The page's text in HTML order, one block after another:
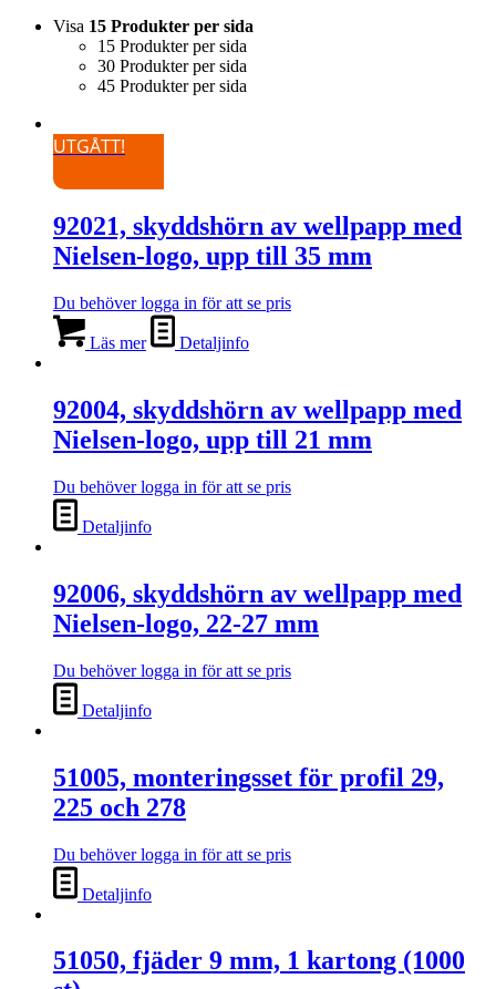
Visa 15 Produkter per sida
15 Produkter per sida
30 Produkter per sida
45 Produkter per sida
UTGÅTT!
92021, skyddshörn av wellpapp med
Nielsen-logo, upp till 35 mm
Du behöver logga in för att se pris
Läs mer Detaljinfo
92004, skyddshörn av wellpapp med
Nielsen-logo, upp till 21 mm
Du behöver logga in för att se pris
Detaljinfo
92006, skyddshörn av wellpapp med
Nielsen-logo, 22-27 mm
Du behöver logga in för att se pris
Detaljinfo
51005, monteringsset för profil 29,
225 och 278
Du behöver logga in för att se pris
Detaljinfo
51050, fjäder 9 mm, 1 kartong (1000